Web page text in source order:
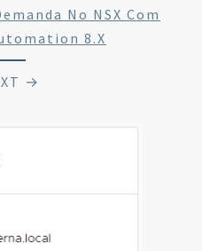
No NSX Com
8.x
→